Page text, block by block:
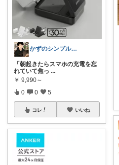
かずのシンプル生活｜一生モノに出会う場所
​「朝起きたらスマホの充電を忘
れていて焦っ ...
￥ 9,990～
0 0 5
コレ いいね